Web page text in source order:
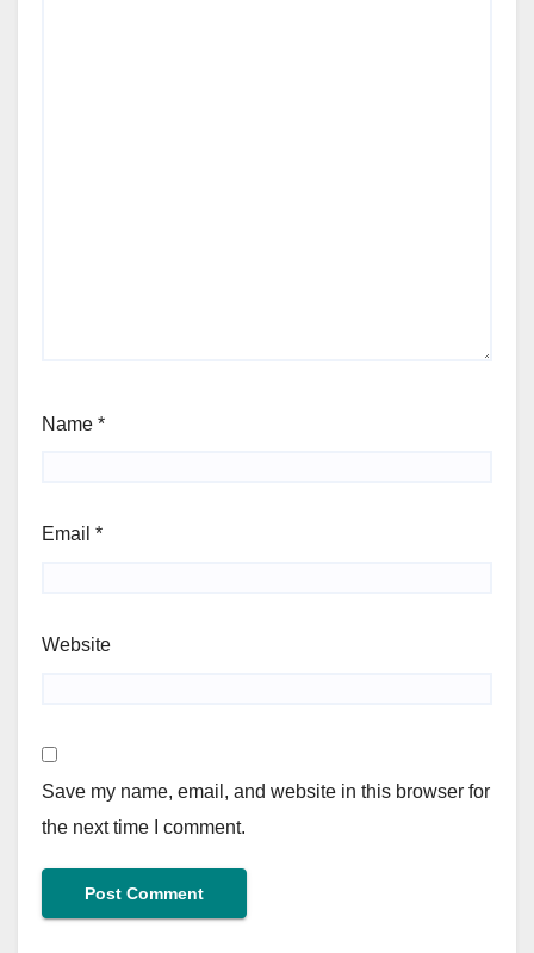
Name *
Email *
Website
Save my name, email, and website in this browser for
the next time I comment.